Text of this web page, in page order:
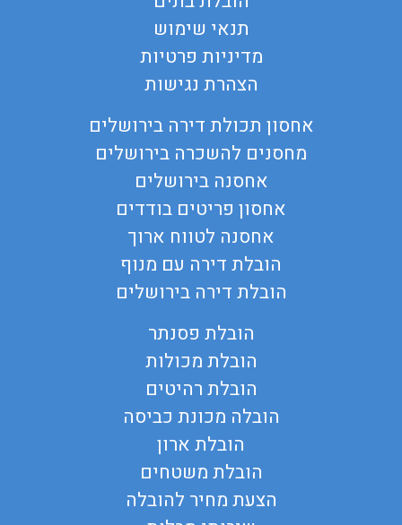
תנאי שימוש
מדיניות פרטיות
הצהרת נגישות
אחסון תכולת דירה בירושלים
מחסנים להשכרה בירושלים
אחסנה בירושלים
אחסון פריטים בודדים
אחסנה לטווח ארוך
הובלת דירה עם מנוף
הובלת דירה בירושלים
הובלת פסנתר
הובלת מכולות
הובלת רהיטים
הובלה מכונת כביסה
הובלת ארון
הובלת משטחים
הצעת מחיר להובלה